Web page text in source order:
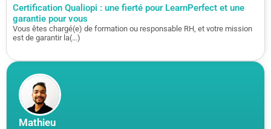
Mathieu
Certification Qualiopi : une fierté pour LearnPerfect et une
garantie pour vous
Vous êtes chargé(e) de formation ou responsable RH, et votre mission
est de garantir la(…)